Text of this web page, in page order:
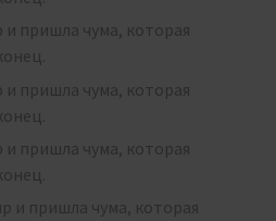
и пришла чума, которая
и пришла чума, которая
и пришла чума, которая
и пришла чума, которая